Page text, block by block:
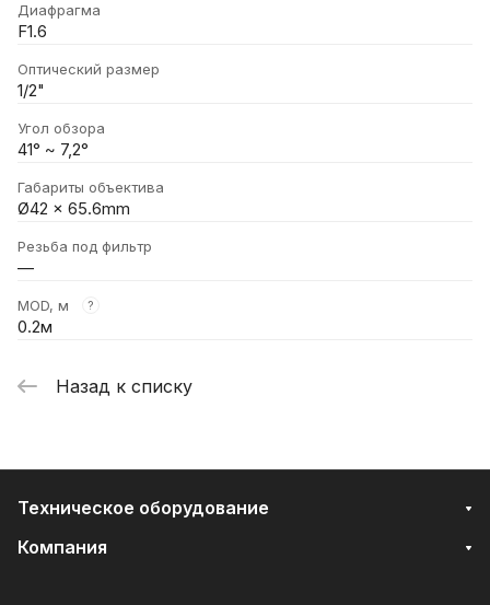
Диафрагма
F1.6
Оптический размер
1/2"
Угол обзора
41° ~ 7,2°
Габариты объектива
Ø42 x 65.6mm
Резьба под фильтр
—
MOD, м ?
0.2м
Назад к списку
Техническое оборудование
Компания